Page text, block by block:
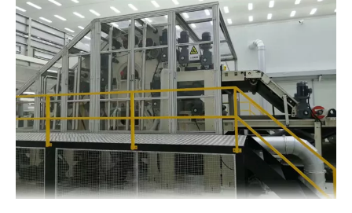
¿Cuáles son las ventajas de una máquina de spunlace?